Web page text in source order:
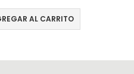
AL CARRITO